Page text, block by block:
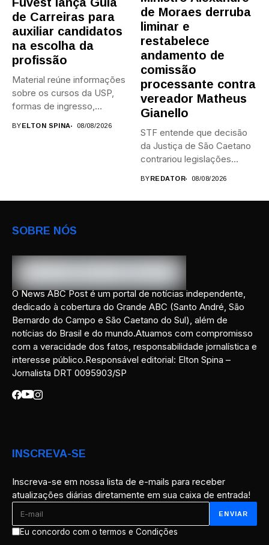
de Carreiras para
auxiliar candidatos
na escolha da
profissão
Material reúne informações
sobre os cursos da USP,
formas de ingresso,
BYELTON SPINA 08/08/2026
de Moraes derruba
liminar e
restabelece
andamento de
comissão
processante contra
vereador Matheus
Gianello
STF entende que decisão
da Justiça de São Caetano
contrariou legislações
BYREDATOR 08/08/2026
SOBRE NÓS
O News ABC Post é um portal de notícias independente,
dedicado à cobertura do Grande ABC (Santo André, São
Bernardo do Campo e São Caetano do Sul), além de
notícias do Brasil e do mundo.Atuamos com compromisso
com a veracidade dos fatos, responsabilidade jornalística e
interesse público.Responsável editorial: Elton Spina –
Jornalista DRT 0095903/SP
INSCREVA-SE
Inscreva-se em nossa lista de e-mails para receber
atualizações diárias diretamente em sua caixa de entrada!
Eu concordo com o termos e Condições